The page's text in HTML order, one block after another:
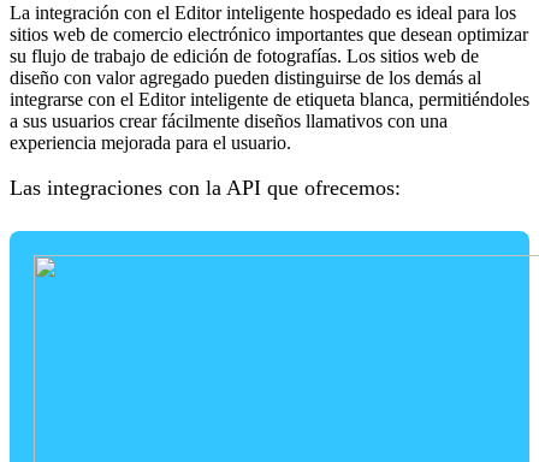
La integración con el Editor inteligente hospedado es ideal para los
sitios web de comercio electrónico importantes que desean optimizar
su flujo de trabajo de edición de fotografías. Los sitios web de
diseño con valor agregado pueden distinguirse de los demás al
integrarse con el Editor inteligente de etiqueta blanca, permitiéndoles
a sus usuarios crear fácilmente diseños llamativos con una
experiencia mejorada para el usuario.
Las integraciones con la API que ofrecemos: